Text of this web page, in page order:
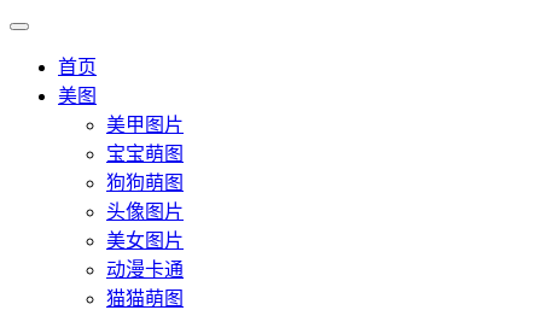
首页
美图
美甲图片
宝宝萌图
狗狗萌图
头像图片
美女图片
动漫卡通
猫猫萌图